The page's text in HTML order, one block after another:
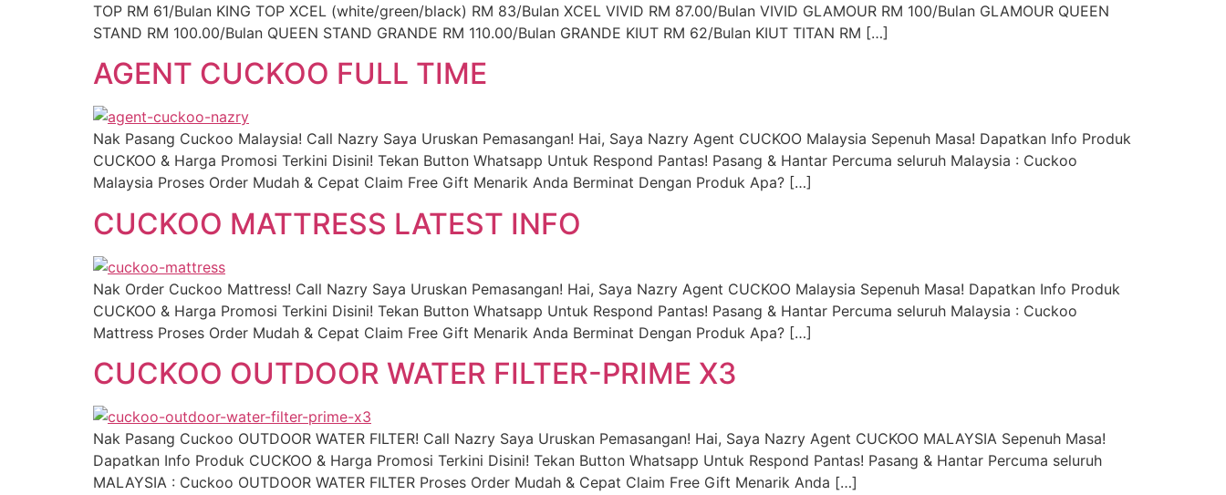
TOP RM 61/Bulan KING TOP XCEL (white/green/black) RM 83/Bulan XCEL VIVID RM 87.00/Bulan VIVID GLAMOUR RM 100/Bulan GLAMOUR QUEEN
STAND RM 100.00/Bulan QUEEN STAND GRANDE RM 110.00/Bulan GRANDE KIUT RM 62/Bulan KIUT TITAN RM […]
AGENT CUCKOO FULL TIME
Nak Pasang Cuckoo Malaysia! Call Nazry Saya Uruskan Pemasangan! Hai, Saya Nazry Agent CUCKOO Malaysia Sepenuh Masa! Dapatkan Info Produk
CUCKOO & Harga Promosi Terkini Disini! Tekan Button Whatsapp Untuk Respond Pantas! Pasang & Hantar Percuma seluruh Malaysia : Cuckoo
Malaysia Proses Order Mudah & Cepat Claim Free Gift Menarik Anda Berminat Dengan Produk Apa? […]
CUCKOO MATTRESS LATEST INFO
Nak Order Cuckoo Mattress! Call Nazry Saya Uruskan Pemasangan! Hai, Saya Nazry Agent CUCKOO Malaysia Sepenuh Masa! Dapatkan Info Produk
CUCKOO & Harga Promosi Terkini Disini! Tekan Button Whatsapp Untuk Respond Pantas! Pasang & Hantar Percuma seluruh Malaysia : Cuckoo
Mattress Proses Order Mudah & Cepat Claim Free Gift Menarik Anda Berminat Dengan Produk Apa? […]
CUCKOO OUTDOOR WATER FILTER-PRIME X3
Nak Pasang Cuckoo OUTDOOR WATER FILTER! Call Nazry Saya Uruskan Pemasangan! Hai, Saya Nazry Agent CUCKOO MALAYSIA Sepenuh Masa!
Dapatkan Info Produk CUCKOO & Harga Promosi Terkini Disini! Tekan Button Whatsapp Untuk Respond Pantas! Pasang & Hantar Percuma seluruh
MALAYSIA : Cuckoo OUTDOOR WATER FILTER Proses Order Mudah & Cepat Claim Free Gift Menarik Anda […]